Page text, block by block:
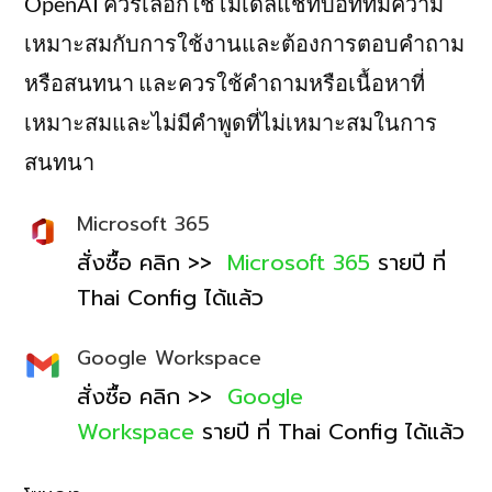
เหมาะสมกับการใช้งานและต้องการตอบคำถาม
หรือสนทนา และควรใช้คำถามหรือเนื้อหาที่
เหมาะสมและไม่มีคำพูดที่ไม่เหมาะสมในการ
สนทนา
Microsoft 365
สั่งซื้อ คลิก >> Microsoft 365 รายปี ที่
Thai Config ได้แล้ว
Google Workspace
สั่งซื้อ คลิก >> Google
Workspace รายปี ที่ Thai Config ได้แล้ว